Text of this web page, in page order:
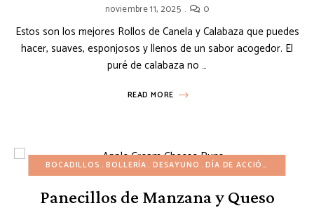
noviembre 11, 2025 0
Estos son los mejores Rollos de Canela y Calabaza que puedes
hacer, suaves, esponjosos y llenos de un sabor acogedor. El
puré de calabaza no …
READ MORE
BOCADILLOS BOLLERÍA DESAYUNO DÍA DE ACCIÓN DE GRACIAS
Panecillos de Manzana y Queso